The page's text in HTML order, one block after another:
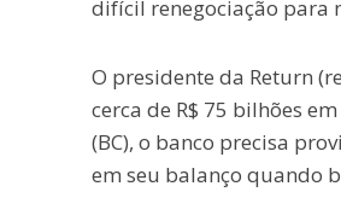
difícil renegociação para
O presidente da Return
cerca de R$ 75 bilhões
(BC), o banco precisa
em seu balanço quando